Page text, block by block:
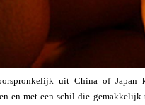
uit China of
en met een schil die